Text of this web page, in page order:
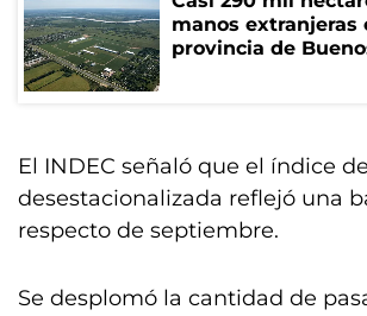
manos extranjeras
provincia de
El INDEC señaló que el índice
desestacionalizada reflejó una
respecto de septiembre.
Se desplomó la cantidad de